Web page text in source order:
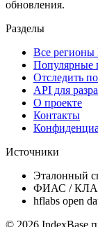
обновления.
Разделы
Все
Популярные
Отследить
API для
О проекте
Контакты
Источники
Эталонный
ФИАС /
hflabs open